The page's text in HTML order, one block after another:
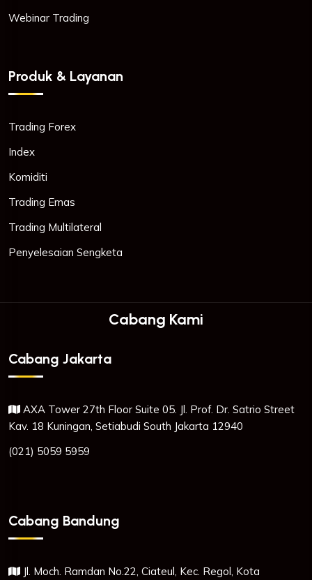
Webinar Trading
Produk & Layanan
Trading Forex
Index
Komiditi
Trading Emas
Trading Multilateral
Penyelesaian Sengketa
Cabang Kami
Cabang Jakarta
AXA Tower 27th Floor Suite 05. Jl. Prof. Dr. Satrio Street
Kav. 18 Kuningan, Setiabudi South Jakarta 12940
(021) 5059 5959
Cabang Bandung
Jl. Moch. Ramdan No.22, Ciateul, Kec. Regol, Kota